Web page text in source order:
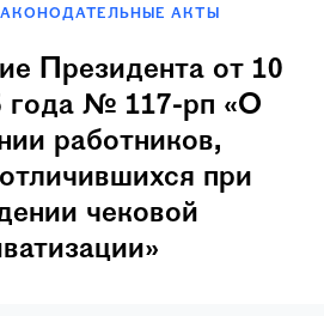
АКТЫ
Президента от 10
года № 117-рп «О
работников,
при
чековой